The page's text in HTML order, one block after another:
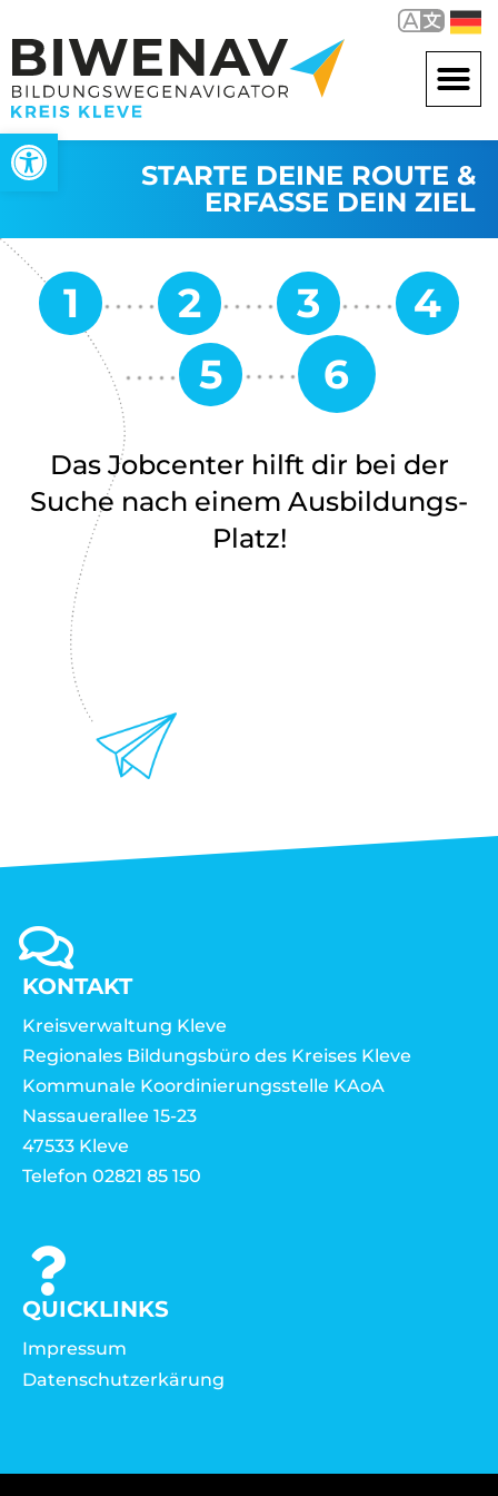
Werkzeugleiste öffnen
STARTE DEINE ROUTE &
ERFASSE DEIN ZIEL
Das Jobcenter hilft dir bei der
Suche nach einem Ausbildungs-
Platz!
KONTAKT
Kreisverwaltung Kleve
Regionales Bildungsbüro des Kreises Kleve
Kommunale Koordinierungsstelle KAoA
Nassauerallee 15-23
47533 Kleve
Telefon 02821 85 150
QUICKLINKS
Impressum
Datenschutzerkärung